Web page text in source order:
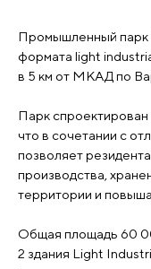
Промышленный парк
формата light
в 5 км от МКАД по
Парк спроектирован
что в сочетании с
позволяет
производства,
территории и
Общая площадь 60
2 здания Light